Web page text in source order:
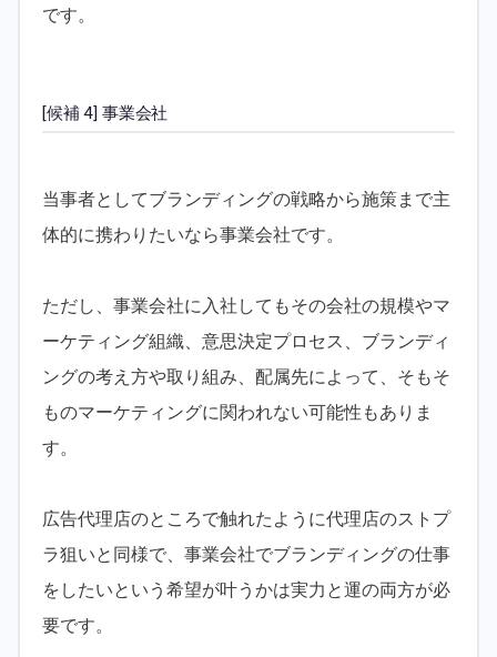
です。
[候補 4] 事業会社
当事者としてブランディングの戦略から施策まで主
体的に携わりたいなら事業会社です。
ただし、事業会社に入社してもその会社の規模やマ
ーケティング組織、意思決定プロセス、ブランディ
ングの考え方や取り組み、配属先によって、そもそ
ものマーケティングに関われない可能性もありま
す。
広告代理店のところで触れたように代理店のストプ
ラ狙いと同様で、事業会社でブランディングの仕事
をしたいという希望が叶うかは実力と運の両方が必
要です。